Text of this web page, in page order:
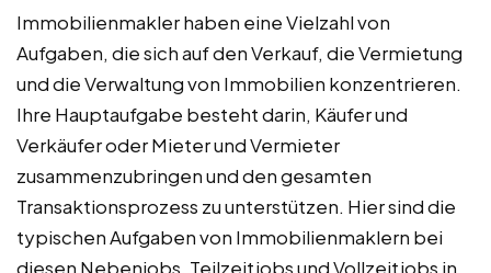
Immobilienmakler haben eine Vielzahl von
Aufgaben, die sich auf den Verkauf, die Vermietung
und die Verwaltung von Immobilien konzentrieren.
Ihre Hauptaufgabe besteht darin, Käufer und
Verkäufer oder Mieter und Vermieter
zusammenzubringen und den gesamten
Transaktionsprozess zu unterstützen. Hier sind die
typischen Aufgaben von Immobilienmaklern bei
diesen Nebenjobs, Teilzeitjobs und Vollzeitjobs in